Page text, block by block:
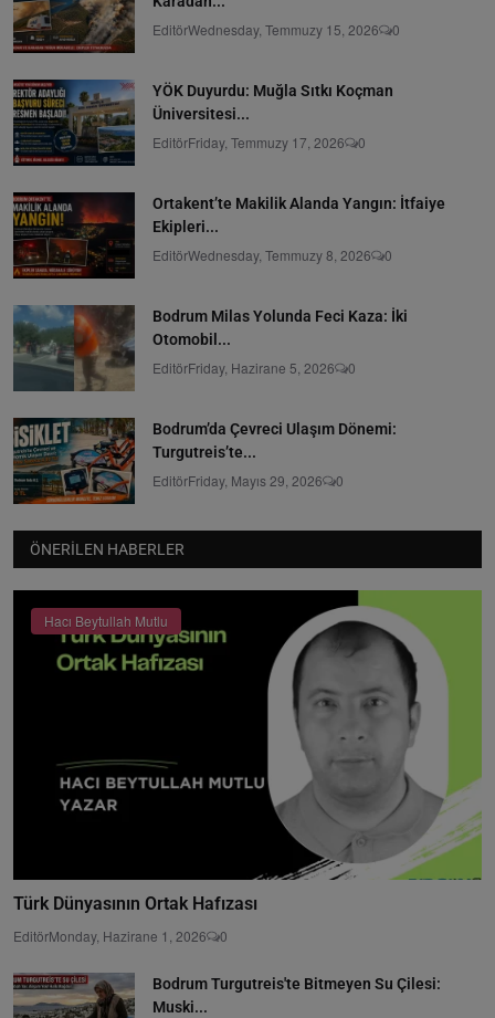
EditörWednesday, Temmuzy 15, 2026 0
YÖK Duyurdu: Muğla Sıtkı Koçman
Üniversitesi...
EditörFriday, Temmuzy 17, 2026 0
Ortakent’te Makilik Alanda Yangın: İtfaiye
Ekipleri...
EditörWednesday, Temmuzy 8, 2026 0
Bodrum Milas Yolunda Feci Kaza: İki
Otomobil...
EditörFriday, Hazirane 5, 2026 0
Bodrum’da Çevreci Ulaşım Dönemi:
Turgutreis’te...
EditörFriday, Mayıs 29, 2026 0
ÖNERILEN HABERLER
Hacı Beytullah Mutlu
Türk Dünyasının Ortak Hafızası
EditörMonday, Hazirane 1, 2026 0
Bodrum Turgutreis'te Bitmeyen Su Çilesi:
Muski...